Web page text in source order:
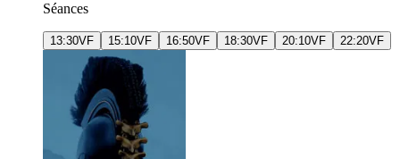
Séances
13:30VF 15:10VF 16:50VF 18:30VF 20:10VF 22:20VF